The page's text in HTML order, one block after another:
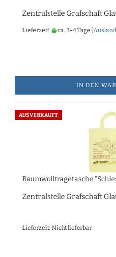
Zentralstelle Grafschaft
Lieferzeit: ca. 3-4 Tage
IN DEN
AUSVERKAUFT
Baumwolltragetasche
Zentralstelle Grafschaft
Lieferzeit: Nicht lieferbar